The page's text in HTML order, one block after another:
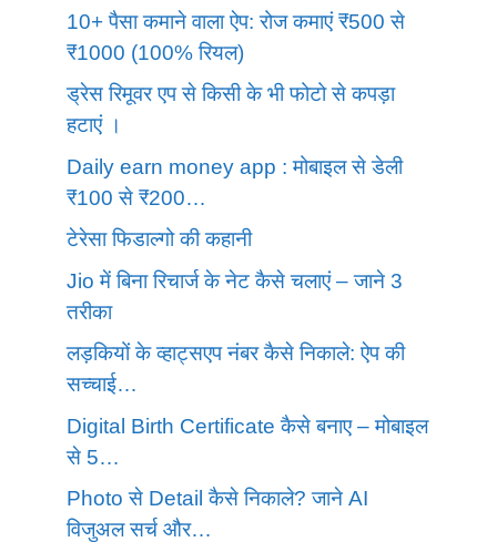
10+ पैसा कमाने वाला ऐप: रोज कमाएं ₹500 से
₹1000 (100% रियल)
ड्रेस रिमूवर एप से किसी के भी फोटो से कपड़ा
हटाएं ।
Daily earn money app : मोबाइल से डेली
₹100 से ₹200…
टेरेसा फिडाल्गो की कहानी
Jio में बिना रिचार्ज के नेट कैसे चलाएं – जाने 3
तरीका
लड़कियों के व्हाट्सएप नंबर कैसे निकाले: ऐप की
सच्चाई…
Digital Birth Certificate कैसे बनाए – मोबाइल
से 5…
Photo से Detail कैसे निकाले? जाने AI
विजुअल सर्च और…